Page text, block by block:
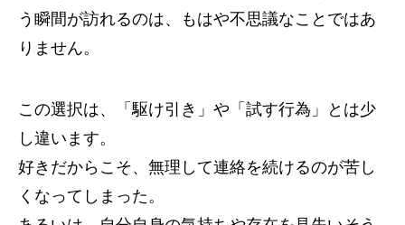
う瞬間が訪れるのは、もはや不思議なことではあ
りません。
この選択は、「駆け引き」や「試す行為」とは少
し違います。
好きだからこそ、無理して連絡を続けるのが苦し
くなってしまった。